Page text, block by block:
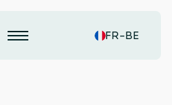
FR-BE